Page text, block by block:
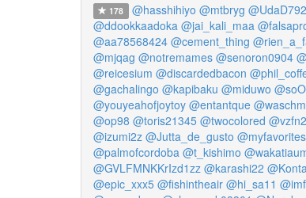
178 @hasshihiyo @mtbryg
@ddookkaadoka @jai_kali_maa
@aa78568424 @cement_thing
@mjqag @notremames @senoron0904
@reicesium @discardedbacon
@gachalingo @kapibaku @miduwo
@youyeahofjoytoy @entantque
@op98 @toris21345 @twocolored
@izumi2z @Jutta_de_gusto
@palmofcordoba @t_kishimo
@GVLFMNKKrIzd1zz @karashi22
@epic_xxx5 @fishintheair @hi_sa11